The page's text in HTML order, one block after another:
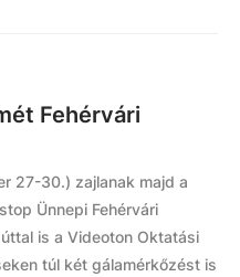
Fehérvári
27-30.) zajlanak majd a
Ünnepi Fehérvári
is a Videoton Oktatási
túl két gálamérkőzést is